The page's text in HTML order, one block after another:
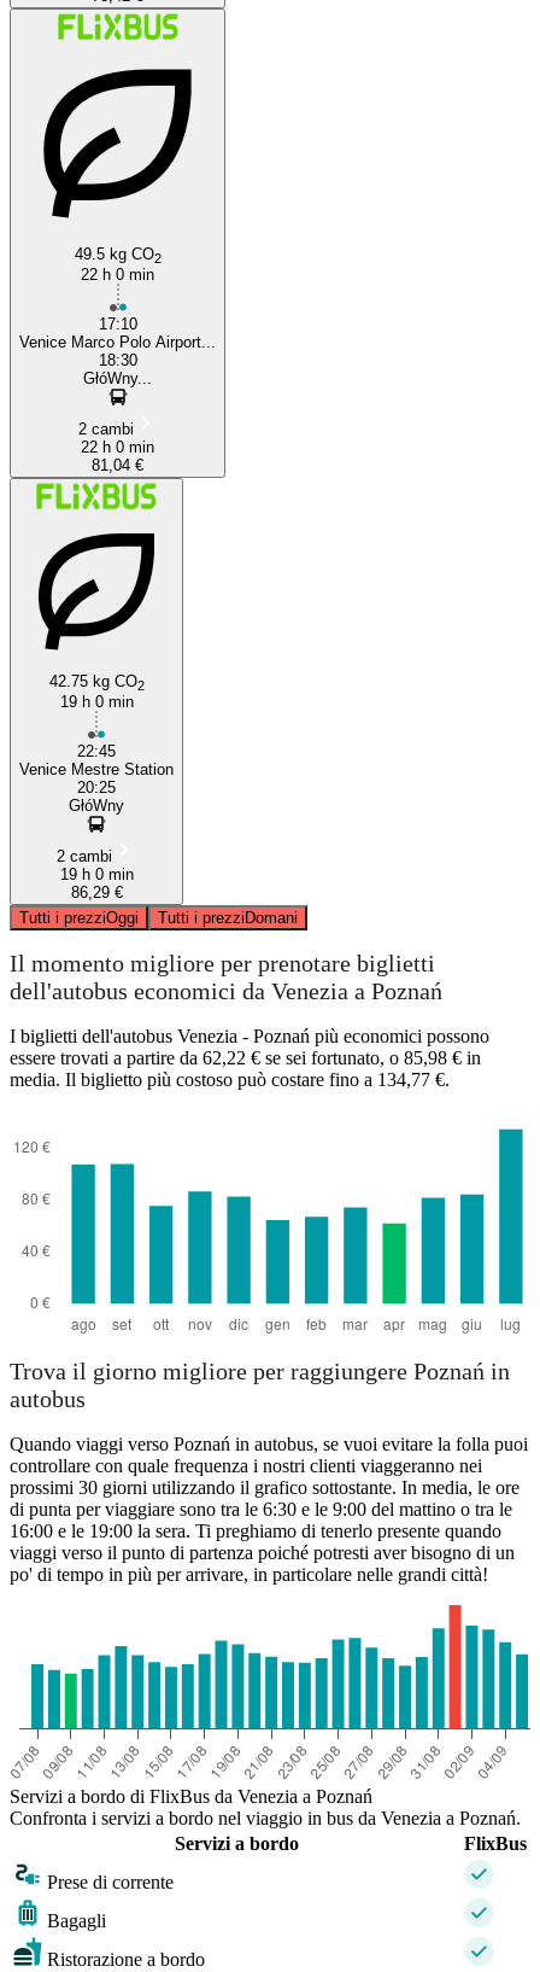
49.5 kg CO2
22 h 0 min
17:10
Venice Marco Polo Airport...
18:30
GłóWny...
2 cambi
22 h 0 min
81,04 €
42.75 kg CO2
19 h 0 min
22:45
Venice Mestre Station
20:25
GłóWny
2 cambi
19 h 0 min
86,29 €
Tutti i prezziOggi Tutti i prezziDomani
Il momento migliore per prenotare biglietti
dell'autobus economici da Venezia a Poznań
I biglietti dell'autobus Venezia - Poznań più economici possono
essere trovati a partire da 62,22 € se sei fortunato, o 85,98 € in
media. Il biglietto più costoso può costare fino a 134,77 €.
Trova il giorno migliore per raggiungere Poznań in
autobus
Quando viaggi verso Poznań in autobus, se vuoi evitare la folla puoi
controllare con quale frequenza i nostri clienti viaggeranno nei
prossimi 30 giorni utilizzando il grafico sottostante. In media, le ore
di punta per viaggiare sono tra le 6:30 e le 9:00 del mattino o tra le
16:00 e le 19:00 la sera. Ti preghiamo di tenerlo presente quando
viaggi verso il punto di partenza poiché potresti aver bisogno di un
po' di tempo in più per arrivare, in particolare nelle grandi città!
Servizi a bordo di FlixBus da Venezia a Poznań
Confronta i servizi a bordo nel viaggio in bus da Venezia a Poznań.
Servizi a bordo
FlixBus
Prese di corrente
Bagagli
Ristorazione a bordo